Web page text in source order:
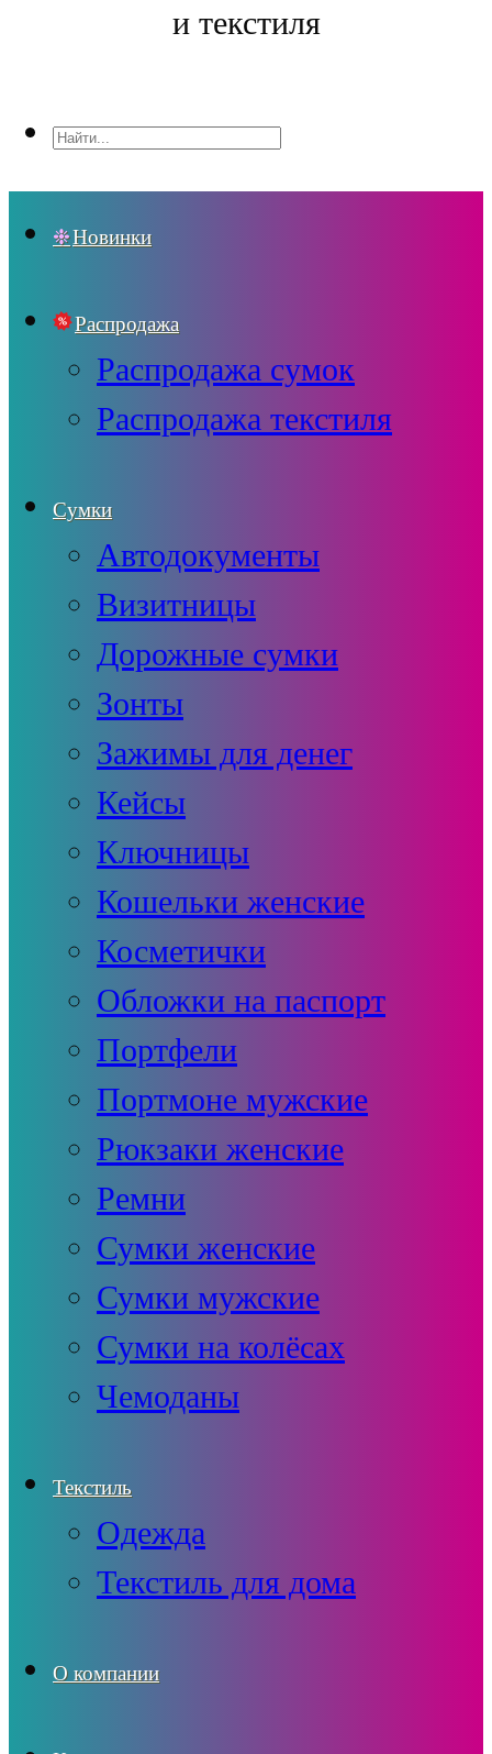
и текстиля
Новинки
Распродажа
Распродажа сумок
Распродажа текстиля
Сумки
Автодокументы
Визитницы
Дорожные сумки
Зонты
Зажимы для денег
Кейсы
Ключницы
Кошельки женские
Косметички
Обложки на паспорт
Портфели
Портмоне мужские
Рюкзаки женские
Ремни
Сумки женские
Сумки мужские
Сумки на колёсах
Чемоданы
Текстиль
Одежда
Текстиль для дома
О компании